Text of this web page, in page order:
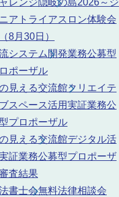
レンジ隠岐の島2026～ジ
アトライアスロン体験会
8月30日）
システム開発業務公募型
ポーザル
見える交流館クリエイテ
スペース活用実証業務公
プロポーザル
見える交流館デジタル活
証業務公募型プロポーザ
査結果
書士会無料法律相談会